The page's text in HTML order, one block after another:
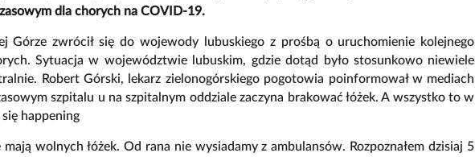
dla chorych na COVID-19.
Górze zwrócił się do wojewody lubuskiego z prośbą o uruchomienie kolejnego
Sytuacja w województwie lubuskim, gdzie dotąd było stosunkowo niewiele
Robert Górski, lekarz zielonogórskiego pogotowia poinformował w mediach
szpitalu u na szpitalnym oddziale zaczyna brakować łóżek. A wszystko to w
happening
wolnych łóżek. Od rana nie wysiadamy z ambulansów. Rozpoznałem dzisiaj 5